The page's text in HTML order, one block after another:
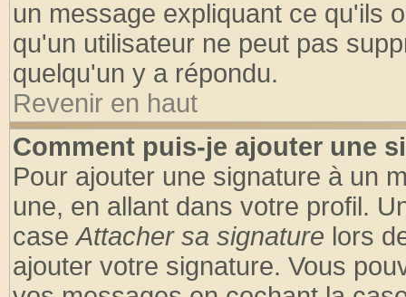
un message expliquant ce qu'ils
qu'un utilisateur ne peut pas
quelqu'un y a répondu.
Revenir en haut
Comment puis-je ajouter une
Pour ajouter une signature à un
une, en allant dans votre profil.
caseAttacher sa signature lors
ajouter votre signature. Vous